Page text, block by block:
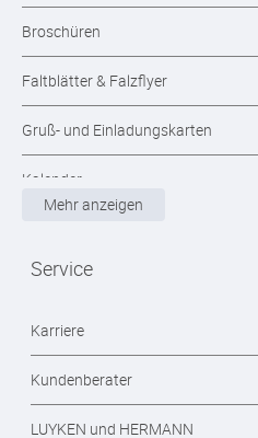
Broschüren
Faltblätter & Falzflyer
Gruß- und Einladungskarten
Kalender
Mappen drucken
Notizblöcke
Durchschreibesätze
Formulare - Formularsätze
Mehr anzeigen
Service
Karriere
Kundenberater
LUYKEN und HERMANN